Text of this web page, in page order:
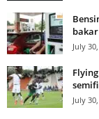
July
July